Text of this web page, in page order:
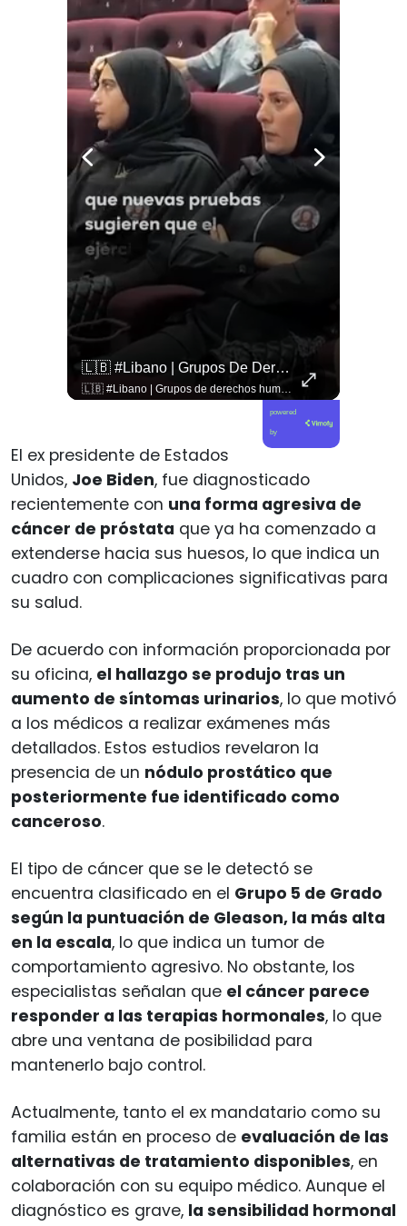
🇱🇧 #Libano | Grupos De Derechos Humanos Presentan Pruebas Sobre El Asesinato De La Periodista Libanesa Amal Khalil, Asesinada Por Israel.
🇱🇧 #Libano | Grupos de derechos humanos presentan pruebas sobre el asesinato de la periodista libanesa Amal Khalil, asesinada por Israel.
powered
by
El ex presidente de Estados
Unidos, Joe Biden, fue diagnosticado
recientemente con una forma agresiva de
cáncer de próstata que ya ha comenzado a
extenderse hacia sus huesos, lo que indica un
cuadro con complicaciones significativas para
su salud.
De acuerdo con información proporcionada por
su oficina, el hallazgo se produjo tras un
aumento de síntomas urinarios, lo que motivó
a los médicos a realizar exámenes más
detallados. Estos estudios revelaron la
presencia de un nódulo prostático que
posteriormente fue identificado como
canceroso.
El tipo de cáncer que se le detectó se
encuentra clasificado en el Grupo 5 de Grado
según la puntuación de Gleason, la más alta
en la escala, lo que indica un tumor de
comportamiento agresivo. No obstante, los
especialistas señalan que el cáncer parece
responder a las terapias hormonales, lo que
abre una ventana de posibilidad para
mantenerlo bajo control.
Actualmente, tanto el ex mandatario como su
familia están en proceso de evaluación de las
alternativas de tratamiento disponibles, en
colaboración con su equipo médico. Aunque el
diagnóstico es grave, la sensibilidad hormonal